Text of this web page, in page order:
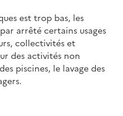
est trop bas, les
arrêté certains usages
collectivités et
des activités non
piscines, le lavage des